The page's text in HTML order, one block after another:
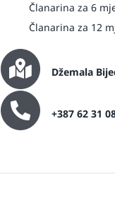
Članarina za 6
Članarina za 12
Džemala
+387 62 31